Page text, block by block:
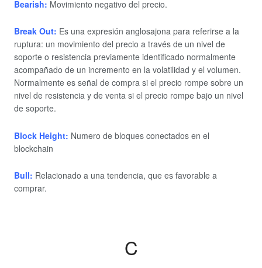
Bearish: Movimiento negativo del precio.
Break Out: Es una expresión anglosajona para referirse a la
ruptura: un movimiento del precio a través de un nivel de
soporte o resistencia previamente identificado normalmente
acompañado de un incremento en la volatilidad y el volumen.
Normalmente es señal de compra si el precio rompe sobre un
nivel de resistencia y de venta si el precio rompe bajo un nivel
de soporte.
Block Height: Numero de bloques conectados en el
blockchain
Bull: Relacionado a una tendencia, que es favorable a
comprar.
C